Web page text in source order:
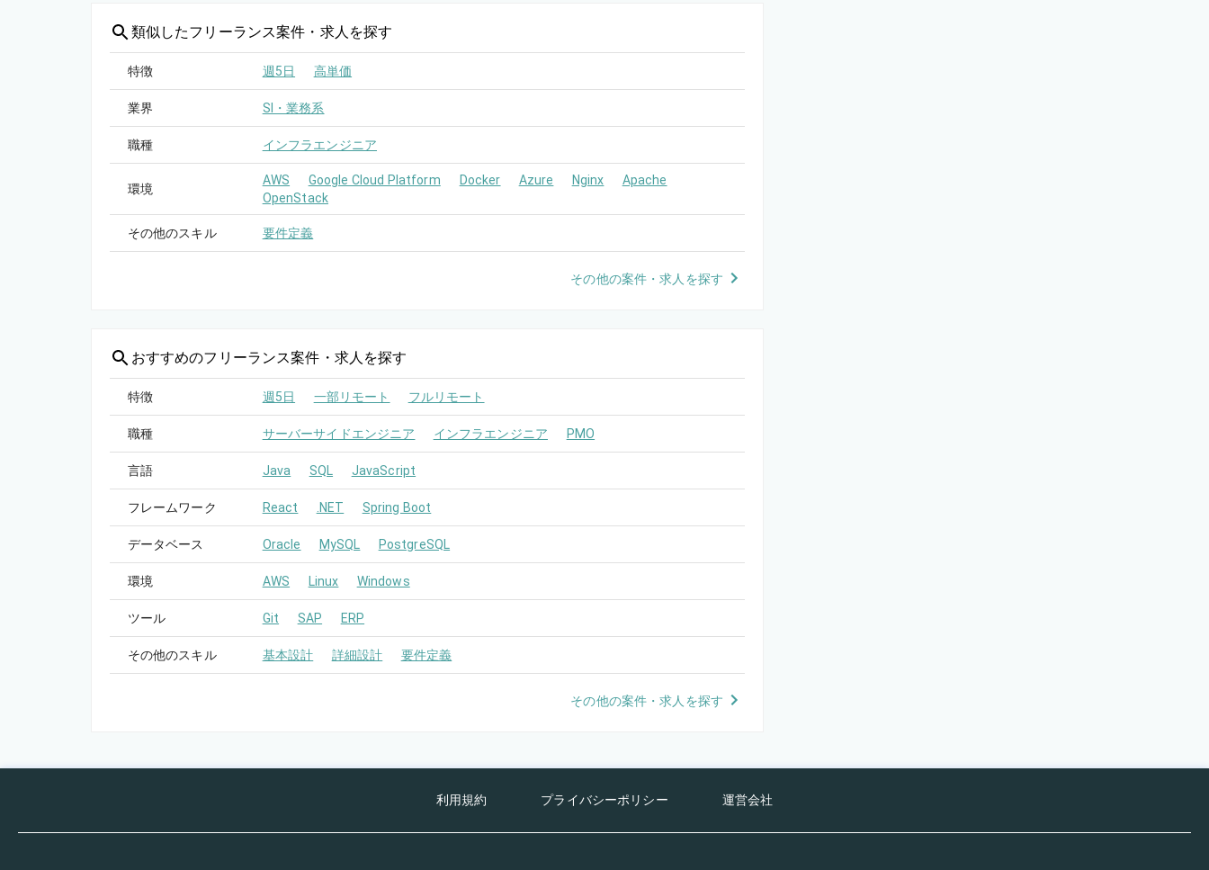
類似したフリーランス案件・求人を探す
特徴 週5日 高単価
業界 SI・業務系
職種 インフラエンジニア
環境
AWS Google Cloud Platform Docker Azure Nginx
Apache
OpenStack
その他のスキル 要件定義
その他の案件・求人を探す
おすすめのフリーランス案件・求人を探す
特徴 週5日 一部リモート フルリモート
職種 サーバーサイドエンジニア インフラエンジニア PMO
言語 Java SQL JavaScript
フレームワーク React .NET Spring Boot
データベース Oracle MySQL PostgreSQL
環境 AWS Linux Windows
ツール Git SAP ERP
その他のスキル 基本設計 詳細設計 要件定義
その他の案件・求人を探す
利用規約 プライバシーポリシー 運営会社